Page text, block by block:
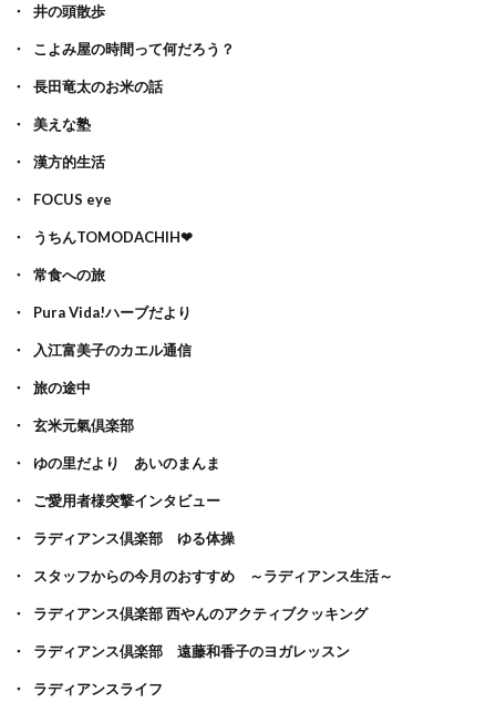
井の頭散歩
こよみ屋の時間って何だろう？
長田竜太のお米の話
美えな塾
漢方的生活
FOCUS eye
うちんTOMODACHIH❤
常食への旅
Pura Vida!ハーブだより
入江富美子のカエル通信
旅の途中
玄米元氣倶楽部
ゆの里だより あいのまんま
ご愛用者様突撃インタビュー
ラディアンス倶楽部 ゆる体操
スタッフからの今月のおすすめ ～ラディアンス生活～
ラディアンス倶楽部 西やんのアクティブクッキング
ラディアンス倶楽部 遠藤和香子のヨガレッスン
ラディアンスライフ